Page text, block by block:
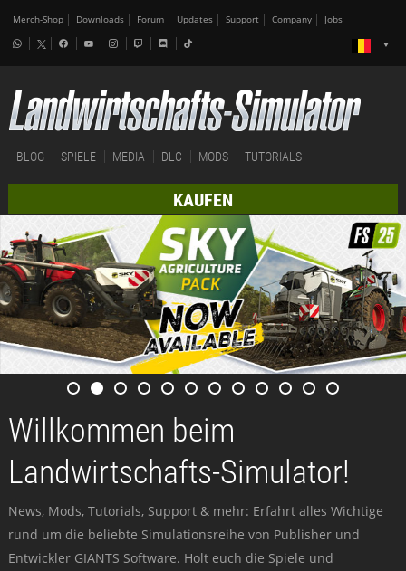
Merch-Shop Downloads Forum Updates Support Company Jobs
BLOG SPIELE MEDIA DLC MODS TUTORIALS
KAUFEN
Willkommen beim
Landwirtschafts-Simulator!
News, Mods, Tutorials, Support & mehr: Erfahrt alles Wichtige
rund um die beliebte Simulationsreihe von Publisher und
Entwickler GIANTS Software. Holt euch die Spiele und